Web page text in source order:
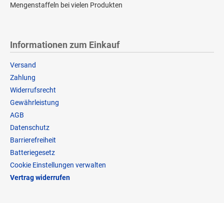
Mengenstaffeln bei vielen Produkten
Informationen zum Einkauf
Versand
Zahlung
Widerrufsrecht
Gewährleistung
AGB
Datenschutz
Barrierefreiheit
Batteriegesetz
Cookie Einstellungen verwalten
Vertrag widerrufen